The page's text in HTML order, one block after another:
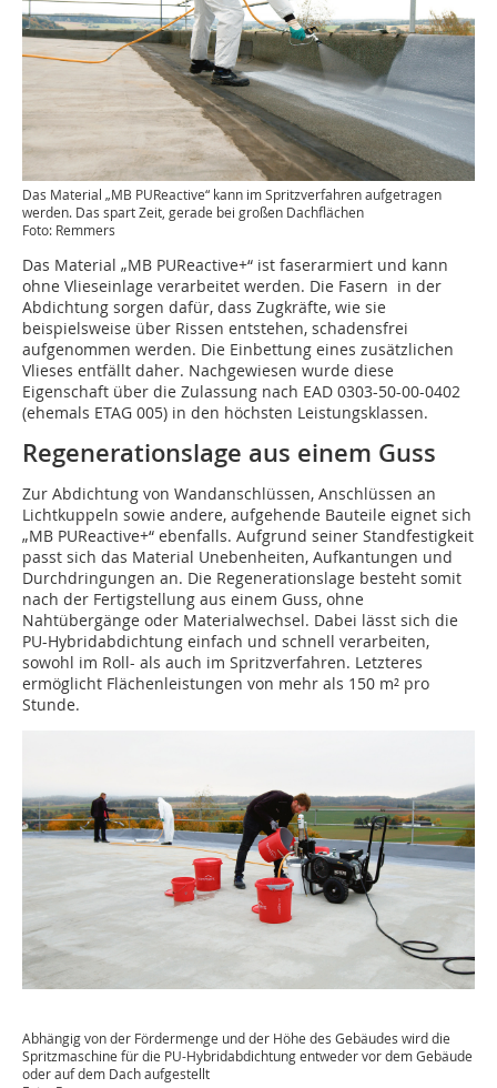
Das Material „MB PUReactive“ kann im Spritzverfahren aufgetragen
werden. Das spart Zeit, gerade bei großen Dachflächen
Foto: Remmers
Das Material „MB PUReactive+“ ist faserarmiert und kann
ohne Vlieseinlage verarbeitet werden. Die Fasern in der
Abdichtung sorgen dafür, dass Zugkräfte, wie sie
beispielsweise über Rissen entstehen, schadensfrei
aufgenommen werden. Die Einbettung eines zusätzlichen
Vlieses entfällt daher. Nachgewiesen wurde diese
Eigenschaft über die Zulassung nach EAD 0303-50-00-0402
(ehemals ETAG 005) in den höchsten Leistungsklassen.
Regenerationslage aus einem Guss
Zur Abdichtung von Wandanschlüssen, Anschlüssen an
Lichtkuppeln sowie andere, aufgehende Bauteile eignet sich
„MB PUReactive+“ ebenfalls. Aufgrund seiner Standfestigkeit
passt sich das Material Unebenheiten, Aufkantungen und
Durchdringungen an. Die Regenerationslage besteht somit
nach der Fertigstellung aus einem Guss, ohne
Nahtübergänge oder Materialwechsel. Dabei lässt sich die
PU-Hybridabdichtung einfach und schnell verarbeiten,
sowohl im Roll- als auch im Spritzverfahren. Letzteres
ermöglicht Flächenleistungen von mehr als 150 m² pro
Stunde.
Abhängig von der Fördermenge und der Höhe des Gebäudes wird die
Spritzmaschine für die PU-Hybridabdichtung entweder vor dem Gebäude
oder auf dem Dach aufgestellt